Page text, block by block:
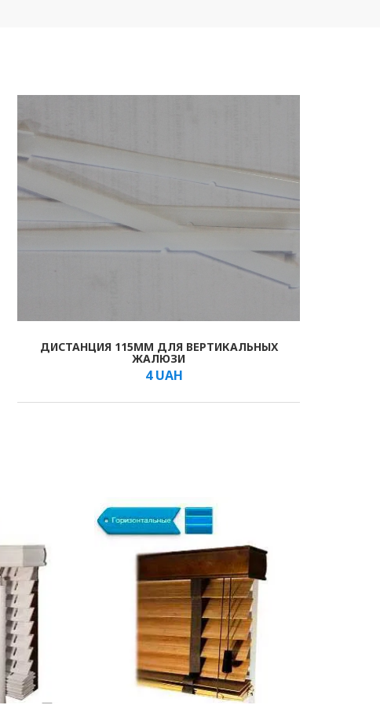
ДИСТАНЦИЯ 115ММ ДЛЯ ВЕРТИКАЛЬНЫХ
ЖАЛЮЗИ
4UAH